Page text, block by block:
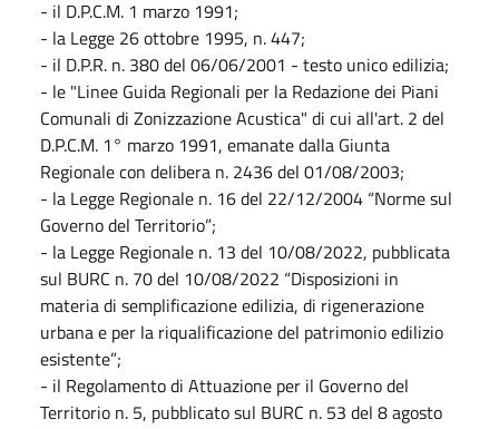
- il D.P.C.M. 1 marzo 1991;
- la Legge 26 ottobre 1995, n. 447;
- il D.P.R. n. 380 del 06/06/2001 - testo unico edilizia;
- le "Linee Guida Regionali per la Redazione dei Piani
Comunali di Zonizzazione Acustica" di cui all'art. 2 del
D.P.C.M. 1° marzo 1991, emanate dalla Giunta
Regionale con delibera n. 2436 del 01/08/2003;
- la Legge Regionale n. 16 del 22/12/2004 “Norme sul
Governo del Territorio”;
- la Legge Regionale n. 13 del 10/08/2022, pubblicata
sul BURC n. 70 del 10/08/2022 “Disposizioni in
materia di semplificazione edilizia, di rigenerazione
urbana e per la riqualificazione del patrimonio edilizio
esistente”;
- il Regolamento di Attuazione per il Governo del
Territorio n. 5, pubblicato sul BURC n. 53 del 8 agosto